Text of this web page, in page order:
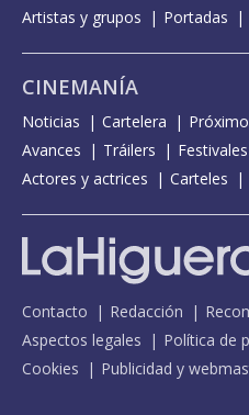
Artistas y grupos
Portadas
CINEMANÍA
Noticias Cartelera
Avances
Tráilers
Actores y actrices
Carteles
Contacto Redacción
Aspectos legales
Política de
Cookies
Publicidad y